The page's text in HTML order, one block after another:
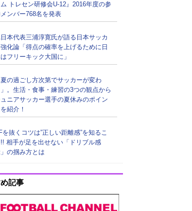
トレセン研修会U-12』2016年度の参
ンバー768名を発表
本代表三浦淳寛氏が語る日本サッカ
化論「得点の確率を上げるために日
フリーキック大国に」
夏の過ごし方次第でサッカーが変わ
。生活・食事・練習の3つの観点から
ニアサッカー選手の夏休みのポイン
を紹介！
を抜くコツは”正しい距離感”を知るこ
!! 相手が足を出せない「ドリブル感
の掴み方とは
記事